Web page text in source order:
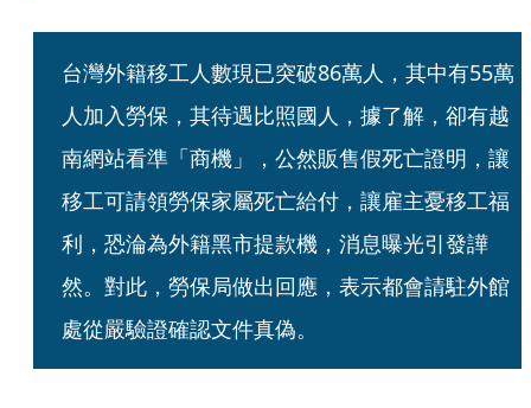
台灣外籍移工人數現已突破86萬人，其中有55萬
人加入勞保，其待遇比照國人，據了解，卻有越
南網站看準「商機」，公然販售假死亡證明，讓
移工可請領勞保家屬死亡給付，讓雇主憂移工福
利，恐淪為外籍黑市提款機，消息曝光引發譁
然。對此，勞保局做出回應，表示都會請駐外館
處從嚴驗證確認文件真偽。